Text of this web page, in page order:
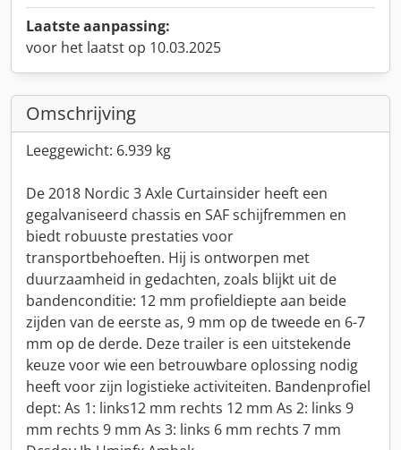
Laatste aanpassing:
voor het laatst op 10.03.2025
Omschrijving
Leeggewicht: 6.939 kg
De 2018 Nordic 3 Axle Curtainsider heeft een
gegalvaniseerd chassis en SAF schijfremmen en
biedt robuuste prestaties voor
transportbehoeften. Hij is ontworpen met
duurzaamheid in gedachten, zoals blijkt uit de
bandenconditie: 12 mm profieldiepte aan beide
zijden van de eerste as, 9 mm op de tweede en 6-7
mm op de derde. Deze trailer is een uitstekende
keuze voor wie een betrouwbare oplossing nodig
heeft voor zijn logistieke activiteiten. Bandenprofiel
dept: As 1: links12 mm rechts 12 mm As 2: links 9
mm rechts 9 mm As 3: links 6 mm rechts 7 mm